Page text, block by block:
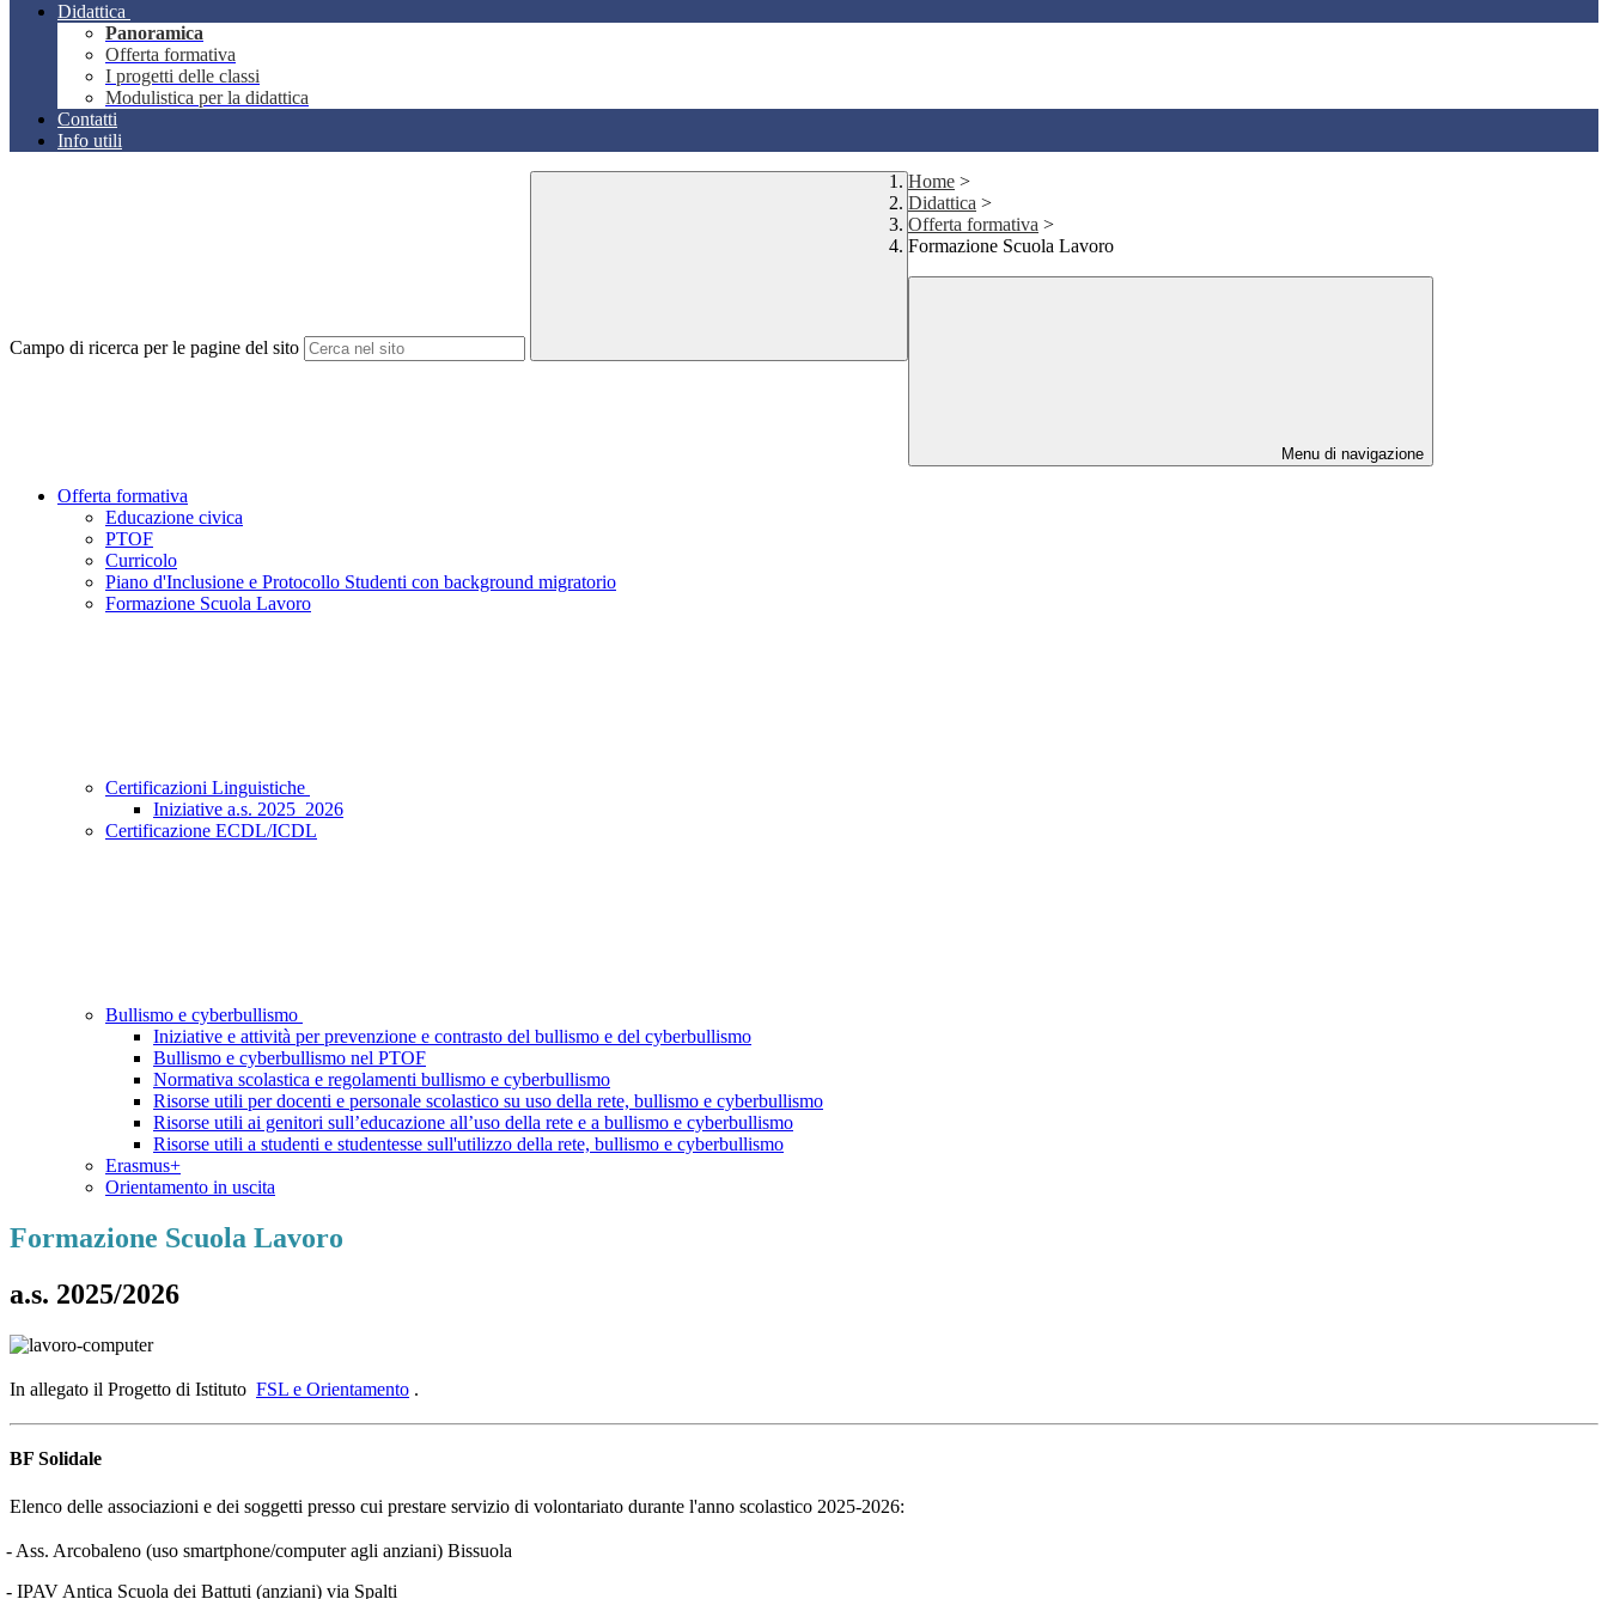
Didattica
Panoramica
Offerta formativa
I progetti delle classi
Modulistica per la didattica
Contatti
Info utili
Campo di ricerca per le pagine del sito
Home >
Didattica >
Offerta formativa >
Formazione Scuola Lavoro
Menu di navigazione
Offerta formativa
Educazione civica
PTOF
Curricolo
Piano d'Inclusione e Protocollo Studenti con background migratorio
Formazione Scuola Lavoro
Certificazioni Linguistiche
Iniziative a.s. 2025_2026
Certificazione ECDL/ICDL
Bullismo e cyberbullismo
Iniziative e attività per prevenzione e contrasto del bullismo e del cyberbullismo
Bullismo e cyberbullismo nel PTOF
Normativa scolastica e regolamenti bullismo e cyberbullismo
Risorse utili per docenti e personale scolastico su uso della rete, bullismo e cyberbullismo
Risorse utili ai genitori sull’educazione all’uso della rete e a bullismo e cyberbullismo
Risorse utili a studenti e studentesse sull'utilizzo della rete, bullismo e cyberbullismo
Erasmus+
Orientamento in uscita
Formazione Scuola Lavoro
a.s. 2025/2026
In allegato il Progetto di Istituto FSL e Orientamento .
BF Solidale
Elenco delle associazioni e dei soggetti presso cui prestare servizio di volontariato durante l'anno scolastico 2025-2026:
- Ass. Arcobaleno (uso smartphone/computer agli anziani) Bissuola
- IPAV Antica Scuola dei Battuti (anziani) via Spalti